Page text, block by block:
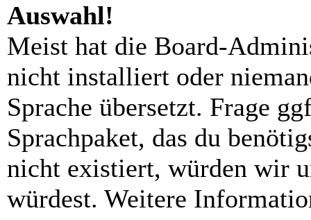
Auswahl!
Meist hat die Board-
nicht installiert oder
Sprache übersetzt. Frage
Sprachpaket, das du
nicht existiert, würden wir
würdest. Weitere